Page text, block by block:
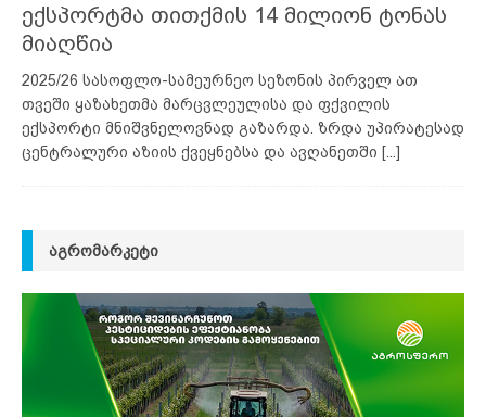
ექსპორტმა თითქმის 14 მილიონ ტონას
მიაღწია
2025/26 სასოფლო-სამეურნეო სეზონის პირველ ათ
თვეში ყაზახეთმა მარცვლეულისა და ფქვილის
ექსპორტი მნიშვნელოვნად გაზარდა. ზრდა უპირატესად
ცენტრალური აზიის ქვეყნებსა და ავღანეთში [...]
ᲐᲒᲠᲝᲛᲐᲠᲙᲔᲢᲘ